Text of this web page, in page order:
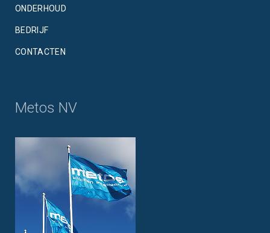
ONDERHOUD
BEDRIJF
CONTACTEN
Metos NV